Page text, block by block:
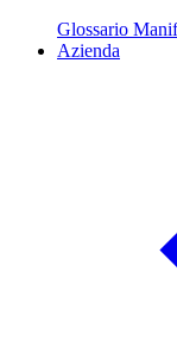
Glossario
Azienda